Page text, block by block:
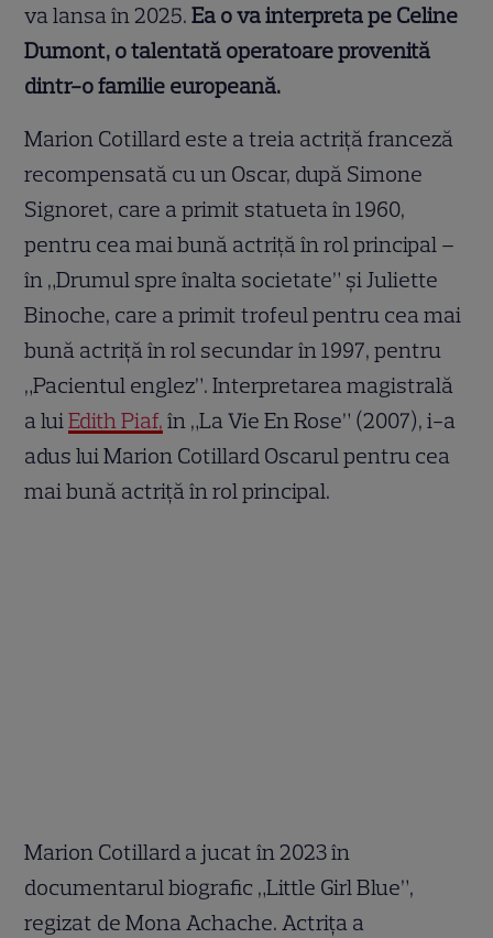
va lansa în 2025.Ea o va interpreta pe Celine
Dumont, o talentată operatoare provenită
dintr-o familie europeană.
Marion Cotillard este a treia actriță franceză
recompensată cu un Oscar, după Simone
Signoret, care a primit statueta în 1960,
pentru cea mai bună actriță în rol principal –
în „Drumul spre înalta societate” și Juliette
Binoche, care a primit trofeul pentru cea mai
bună actriță în rol secundar în 1997, pentru
„Pacientul englez”. Interpretarea magistrală
a luiEdith Piaf, în „La Vie En Rose” (2007), i-a
adus lui Marion Cotillard Oscarul pentru cea
mai bună actriță în rol principal.
Marion Cotillard a jucat în 2023 în
documentarul biografic „Little Girl Blue”,
regizat de Mona Achache. Actrița a